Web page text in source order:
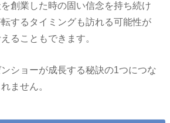
創業した時の固い信念を持ち続け
するタイミングも訪れる可能性が
ることもできます。
ショーが成長する秘訣の1つにつな
ません。